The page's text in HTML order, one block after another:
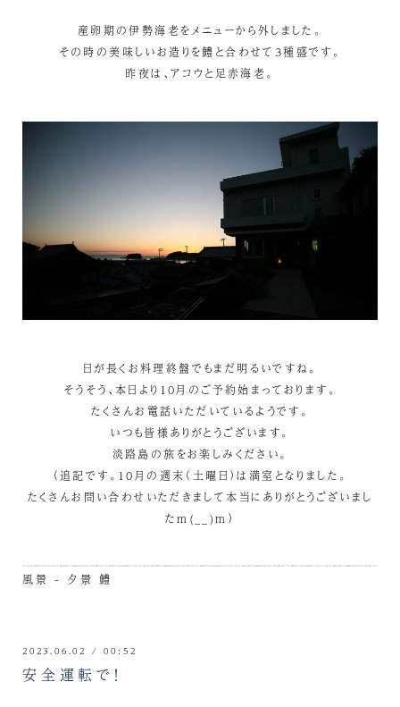
産卵期の伊勢海老をメニューから外しました。
その時の美味しいお造りを鱧と合わせて3種盛です。
昨夜は、アコウと足赤海老。
日が長くお料理終盤でもまだ明るいですね。
そうそう、本日より10月のご予約始まっております。
たくさんお電話いただいているようです。
いつも皆様ありがとうございます。
淡路島の旅をお楽しみください。
（追記です。10月の週末（土曜日）は満室となりました。
たくさんお問い合わせいただきまして本当にありがとうございまし
たm(__)m）
風景 - 夕景 鱧
2023.06.02 / 00:52
安全運転で！